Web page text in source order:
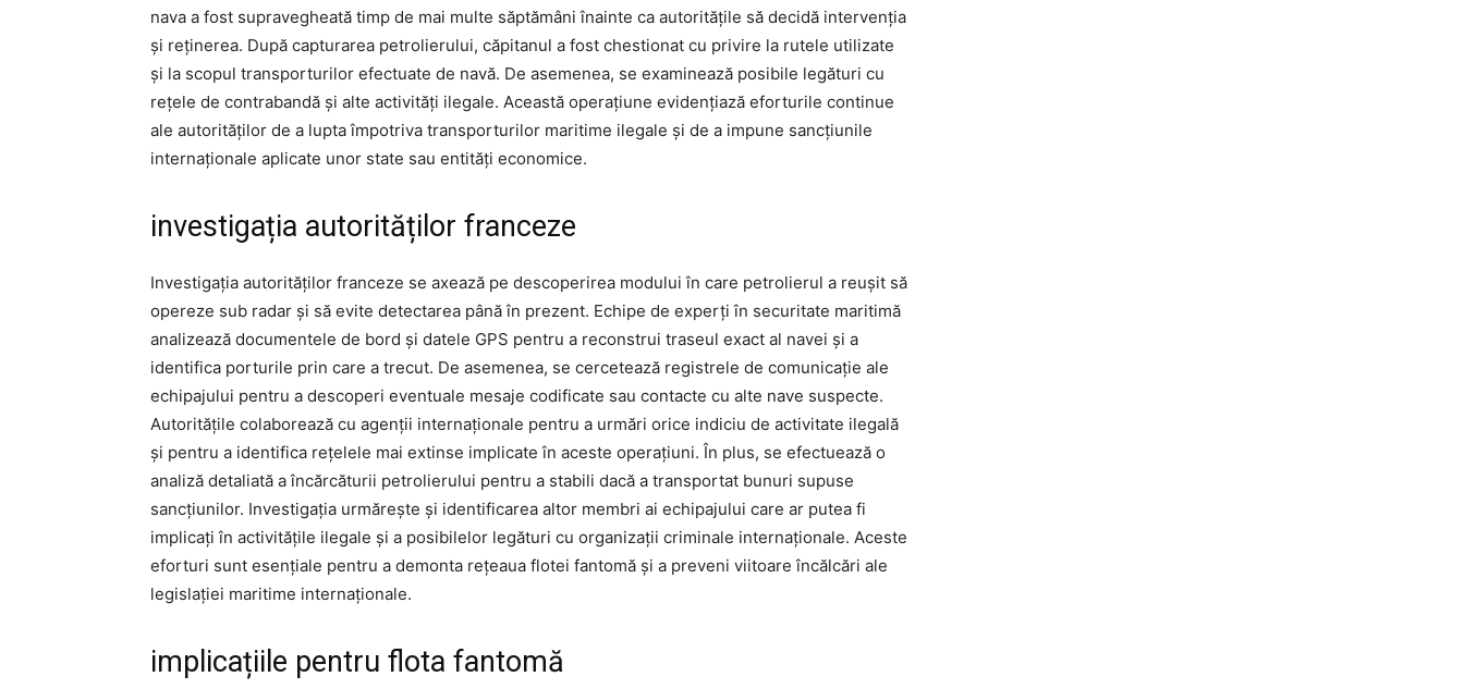
nava a fost supravegheată timp de mai multe săptămâni înainte ca autoritățile să decidă intervenția
și reținerea. După capturarea petrolierului, căpitanul a fost chestionat cu privire la rutele utilizate
și la scopul transporturilor efectuate de navă. De asemenea, se examinează posibile legături cu
rețele de contrabandă și alte activități ilegale. Această operațiune evidențiază eforturile continue
ale autorităților de a lupta împotriva transporturilor maritime ilegale și de a impune sancțiunile
internaționale aplicate unor state sau entități economice.
investigația autorităților franceze
Investigația autorităților franceze se axează pe descoperirea modului în care petrolierul a reușit să
opereze sub radar și să evite detectarea până în prezent. Echipe de experți în securitate maritimă
analizează documentele de bord și datele GPS pentru a reconstrui traseul exact al navei și a
identifica porturile prin care a trecut. De asemenea, se cercetează registrele de comunicație ale
echipajului pentru a descoperi eventuale mesaje codificate sau contacte cu alte nave suspecte.
Autoritățile colaborează cu agenții internaționale pentru a urmări orice indiciu de activitate ilegală
și pentru a identifica rețelele mai extinse implicate în aceste operațiuni. În plus, se efectuează o
analiză detaliată a încărcăturii petrolierului pentru a stabili dacă a transportat bunuri supuse
sancțiunilor. Investigația urmărește și identificarea altor membri ai echipajului care ar putea fi
implicați în activitățile ilegale și a posibilelor legături cu organizații criminale internaționale. Aceste
eforturi sunt esențiale pentru a demonta rețeaua flotei fantomă și a preveni viitoare încălcări ale
legislației maritime internaționale.
implicațiile pentru flota fantomă